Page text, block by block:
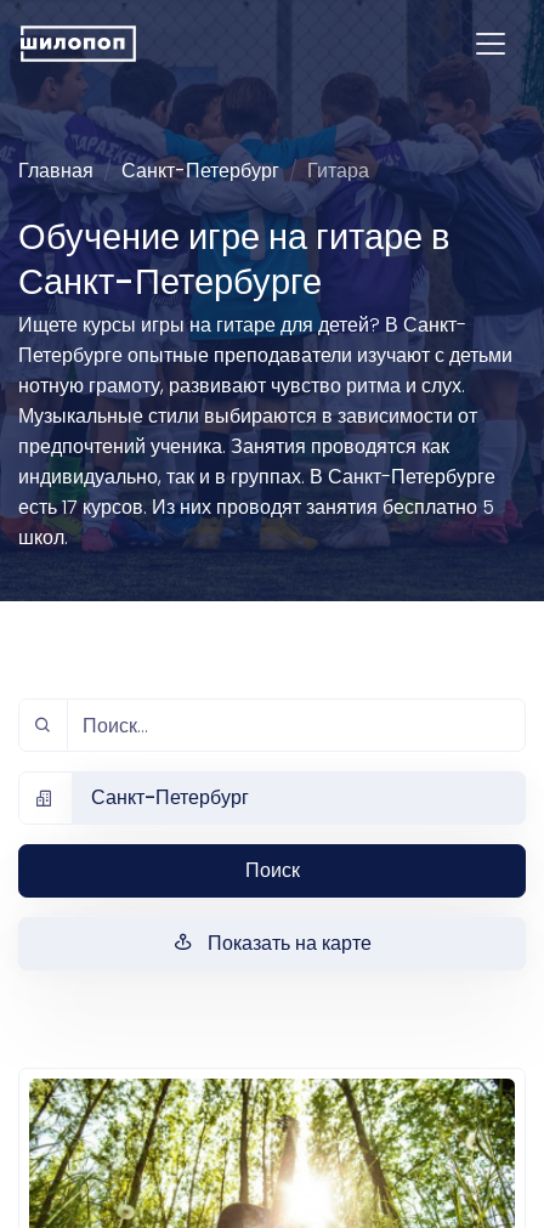
Главная Санкт-Петербург Гитара
Обучение игре на гитаре в
Санкт-Петербурге
Ищете курсы игры на гитаре для детей? В Санкт-
Петербурге опытные преподаватели изучают с детьми
нотную грамоту, развивают чувство ритма и слух.
Музыкальные стили выбираются в зависимости от
предпочтений ученика. Занятия проводятся как
индивидуально, так и в группах. В Санкт-Петербурге
есть 17 курсов. Из них проводят занятия бесплатно 5
школ.
Санкт-Петербург
Поиск
Показать на карте